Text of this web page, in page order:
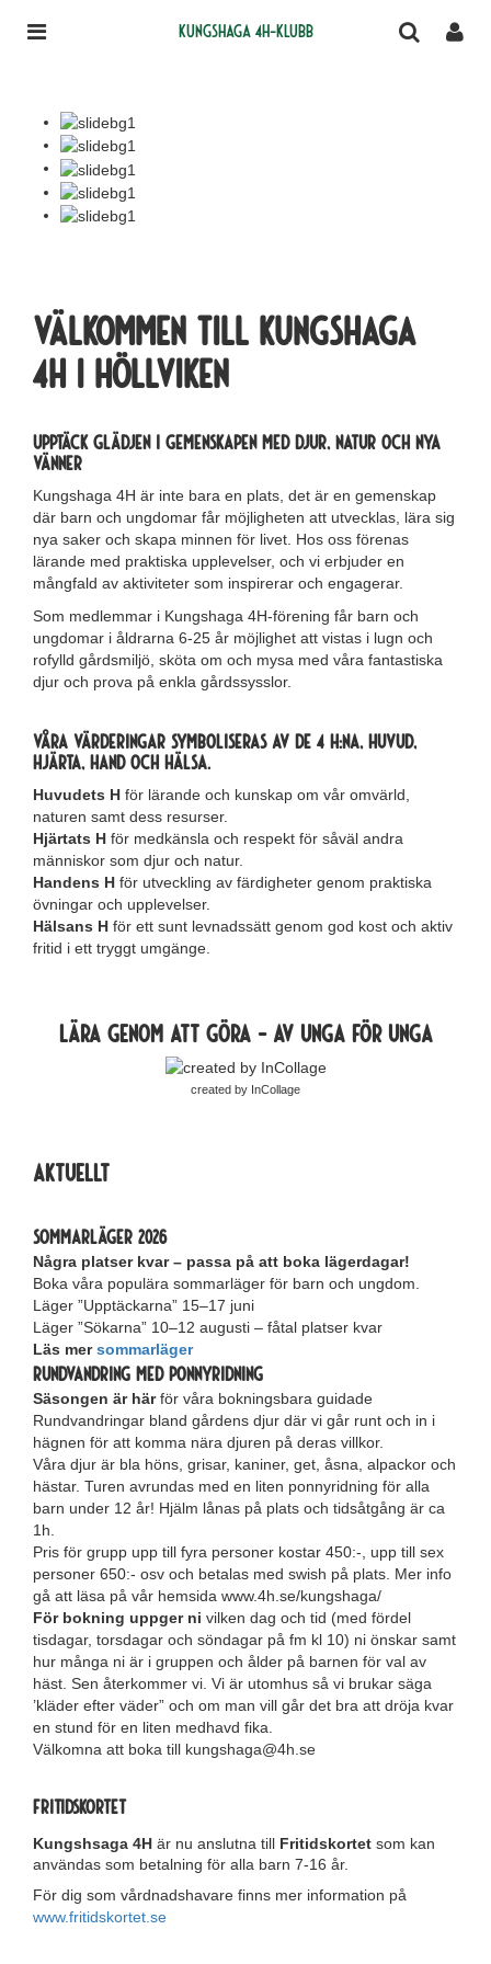
Kungshaga 4H-klubb
Välkommen till Kungshaga
4H i Höllviken
Upptäck Glädjen i gemenskapen med djur, natur och nya
vänner
Kungshaga 4H är inte bara en plats, det är en gemenskap
där barn och ungdomar får möjligheten att utvecklas, lära sig
nya saker och skapa minnen för livet. Hos oss förenas
lärande med praktiska upplevelser, och vi erbjuder en
mångfald av aktiviteter som inspirerar och engagerar.
Som medlemmar i Kungshaga 4H-förening får barn och
ungdomar i åldrarna 6-25 år möjlighet att vistas i lugn och
rofylld gårdsmiljö, sköta om och mysa med våra fantastiska
djur och prova på enkla gårdssysslor.
Våra värderingar symboliseras av de 4 H:na, Huvud,
Hjärta, Hand och Hälsa.
Huvudets H för lärande och kunskap om vår omvärld,
naturen samt dess resurser.
Hjärtats H för medkänsla och respekt för såväl andra
människor som djur och natur.
Handens H för utveckling av färdigheter genom praktiska
övningar och upplevelser.
Hälsans H för ett sunt levnadssätt genom god kost och aktiv
fritid i ett tryggt umgänge.
Lära genom att göra - av unga för unga
created by InCollage
Aktuellt
Sommarläger 2026
Några platser kvar – passa på att boka lägerdagar!
Boka våra populära sommarläger för barn och ungdom.
Läger ”Upptäckarna” 15–17 juni
Läger ”Sökarna” 10–12 augusti – fåtal platser kvar
Läs mersommarläger
Rundvandring med ponnyridning
Säsongen är härför våra bokningsbara guidade
Rundvandringar bland gårdens djur där vi går runt och in i
hägnen för att komma nära djuren på deras villkor.
Våra djur är bla höns, grisar, kaniner, get, åsna, alpackor och
hästar. Turen avrundas med en liten ponnyridning för alla
barn under 12 år! Hjälm lånas på plats och tidsåtgång är ca
1h.
Pris för grupp upp till fyra personer kostar 450:-, upp till sex
personer 650:- osv och betalas med swish på plats. Mer info
gå att läsa på vår hemsida www.4h.se/kungshaga/
För bokning uppger ni vilken dag och tid (med fördel
tisdagar, torsdagar och söndagar på fm kl 10) ni önskar samt
hur många ni är i gruppen och ålder på barnen för val av
häst. Sen återkommer vi. Vi är utomhus så vi brukar säga
’kläder efter väder” och om man vill går det bra att dröja kvar
en stund för en liten medhavd fika.
Välkomna att boka till kungshaga@4h.se
FRITIDSKORTET
Kungshsaga 4H är nu anslutna till Fritidskortet som kan
användas som betalning för alla barn 7-16 år.
För dig som vårdnadshavare finns mer information på
www.fritidskortet.se